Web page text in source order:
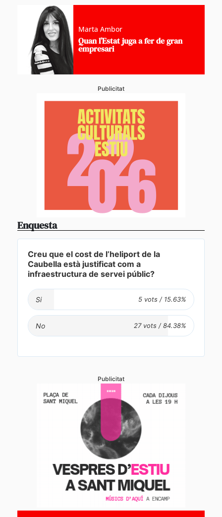
Marta Ambor
Quan l’Estat juga a fer de gran
empresari
Publicitat
Enquesta
Creu que el cost de l’heliport de la
Caubella està justificat com a
infraestructura de servei públic?
Si
No
Publicitat